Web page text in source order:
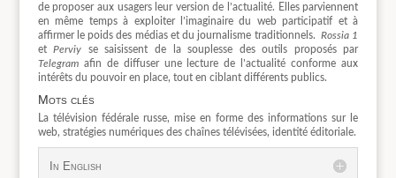
de proposer aux usagers leur version de l’actualité. Elles parviennent
en même temps à exploiter l’imaginaire du web participatif et à
affirmer le poids des médias et du journalisme traditionnels.Rossia 1
etPerviy se saisissent de la souplesse des outils proposés par
Telegramafin de diffuser une lecture de l’actualité conforme aux
intérêts du pouvoir en place, tout en ciblant différents publics.
Mots clés
La télévision fédérale russe, mise en forme des informations sur le
web, stratégies numériques des chaînes télévisées, identité éditoriale.
In English